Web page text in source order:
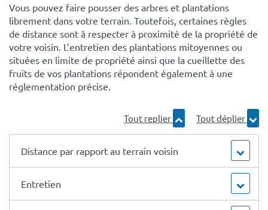
Vous pouvez faire pousser des arbres et plantations
librement dans votre terrain. Toutefois, certaines règles
de distance sont à respecter à proximité de la propriété de
votre voisin. L’entretien des plantations mitoyennes ou
situées en limite de propriété ainsi que la cueillette des
fruits de vos plantations répondent également à une
réglementation précise.
Tout replier Tout déplier
Distance par rapport au terrain voisin
Entretien